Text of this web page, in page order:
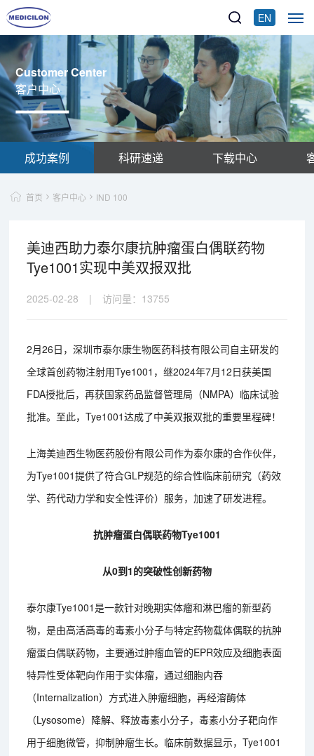
EN
Customer Center
客户中心
成功案例 科研速递 下载中心
首页 客户中心 IND 100
美迪西助力泰尔康抗肿瘤蛋白偶联药物
Tye1001实现中美双报双批
2025-02-28 | 访问量： 13755
2月26日，深圳市泰尔康生物医药科技有限公司自主研发的
全球首创药物注射用Tye1001，继2024年7月12日获美国
FDA授批后，再获国家药品监督管理局（NMPA）临床试验
批准。至此，Tye1001达成了中美双报双批的重要里程碑！
上海美迪西生物医药股份有限公司作为泰尔康的合作伙伴，
为Tye1001提供了符合GLP规范的综合性临床前研究（药效
学、药代动力学和安全性评价）服务，加速了研发进程。
抗肿瘤蛋白偶联药物‌Tye1001
从0到1的突破性创新药物
泰尔康Tye1001是一款针对晚期实体瘤和淋巴瘤的新型药
物，是由高活高毒的毒素小分子与特定药物载体偶联的抗肿
瘤蛋白偶联药物，主要通过肿瘤血管的EPR效应及细胞表面
特异性受体靶向作用于实体瘤，通过细胞内吞
（Internalization）方式进入肿瘤细胞，再经溶酶体
（Lysosome）降解、释放毒素小分子，毒素小分子靶向作
用于细胞微管，抑制肿瘤生长。临床前数据显示，Tye1001